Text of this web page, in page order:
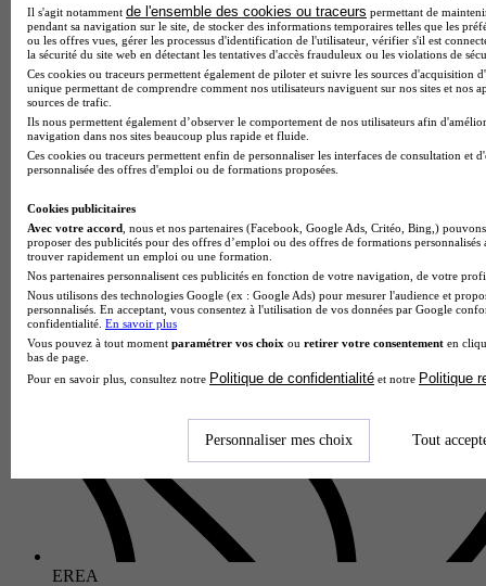
Lycée GT
Voir l’établissement
EREA
Il s'agit notamment de l'ensemble des cookies ou traceurs permettant de
pendant sa navigation sur le site, de stocker des informations temporaires telles que les
ou les offres vues, gérer les processus d'identification de l'utilisateur, vérifier s'il est
la sécurité du site web en détectant les tentatives d'accès frauduleux ou les violations de
Ces cookies ou traceurs permettent également de piloter et suivre les sources d'acquisition
unique permettant de comprendre comment nos utilisateurs naviguent sur nos sites et nos
sources de trafic.
Ils nous permettent également d’observer le comportement de nos utilisateurs afin
navigation dans nos sites beaucoup plus rapide et fluide.
Ces cookies ou traceurs permettent enfin de personnaliser les interfaces de consultation et
personnalisée des offres d'emploi ou de formations proposées.
Cookies publicitaires
Avec votre accord , nous et nos partenaires (Facebook, Google Ads, Critéo, Bing,)
proposer des publicités pour des offres d’emploi ou des offres de formations
trouver rapidement un emploi ou une formation.
Nos partenaires personnalisent ces publicités en fonction de votre navigation, de votre
Nous utilisons des technologies Google (ex : Google Ads) pour mesurer l'audience et
personnalisés. En acceptant, vous consentez à l'utilisation de vos données par Google
confidentialité. En savoir plus
Vous pouvez à tout moment paramétrer vos choix ou retirer votre consentement en
bas de page.
Pour en savoir plus, consultez notre Politique de confidentialité et notre Politique
Personnaliser mes choix Tout